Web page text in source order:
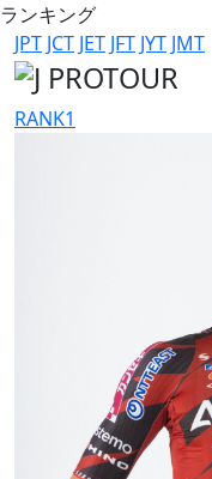
ランキング
JPT JCT JET JFT JYT JMT
RANK1